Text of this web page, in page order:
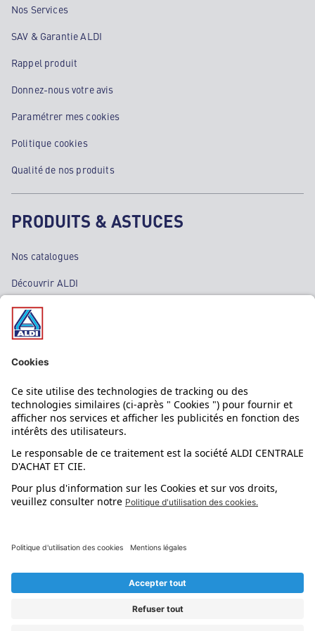
Nos Services
SAV & Garantie ALDI
Rappel produit
Donnez-nous votre avis
Paramétrer mes cookies
Politique cookies
Qualité de nos produits
PRODUITS & ASTUCES
Nos catalogues
Découvrir ALDI
Nos bons plans
Nos rayons
Nos marques
Nos astuces
Évènements
L'application mobile